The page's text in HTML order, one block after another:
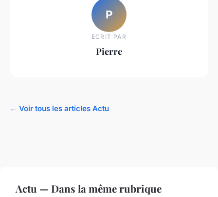
P
ECRIT PAR
Pierre
← Voir tous les articles Actu
Actu — Dans la même rubrique